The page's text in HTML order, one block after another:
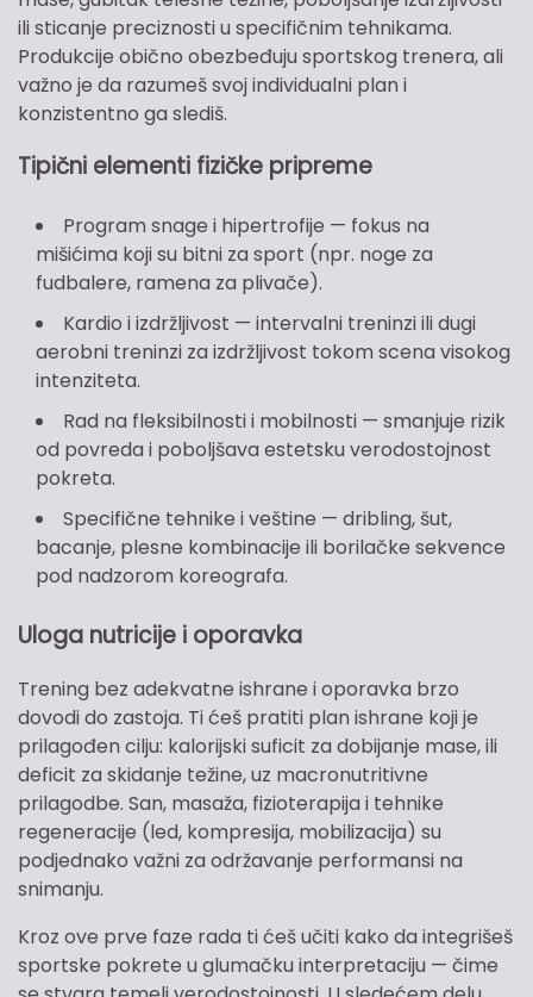
ili sticanje preciznosti u specifičnim tehnikama.
Produkcije obično obezbeđuju sportskog trenera, ali
važno je da razumeš svoj individualni plan i
konzistentno ga slediš.
Tipični elementi fizičke pripreme
Program snage i hipertrofije — fokus na
mišićima koji su bitni za sport (npr. noge za
fudbalere, ramena za plivače).
Kardio i izdržljivost — intervalni treninzi ili dugi
aerobni treninzi za izdržljivost tokom scena visokog
intenziteta.
Rad na fleksibilnosti i mobilnosti — smanjuje rizik
od povreda i poboljšava estetsku verodostojnost
pokreta.
Specifične tehnike i veštine — dribling, šut,
bacanje, plesne kombinacije ili borilačke sekvence
pod nadzorom koreografa.
Uloga nutricije i oporavka
Trening bez adekvatne ishrane i oporavka brzo
dovodi do zastoja. Ti ćeš pratiti plan ishrane koji je
prilagođen cilju: kalorijski suficit za dobijanje mase, ili
deficit za skidanje težine, uz macronutritivne
prilagodbe. San, masaža, fizioterapija i tehnike
regeneracije (led, kompresija, mobilizacija) su
podjednako važni za održavanje performansi na
snimanju.
Kroz ove prve faze rada ti ćeš učiti kako da integrišeš
sportske pokrete u glumačku interpretaciju — čime